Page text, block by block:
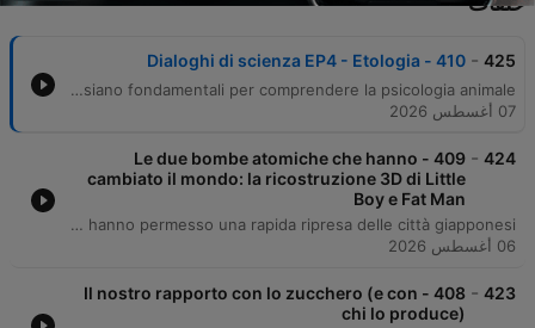
425
-
410 - Dialoghi di scienza EP4 - Etologia
In questo episodio, l'etologa Margherita Paiano racconta il suo percorso accademico dalla medicina veterinaria alla specializzazione in etologia, esplorando le sfide della ricerca e le opportunità lavorative nel settore. La conversazione approfondisce la complessità dello studio del comportamento animale, affrontando temi come le stereotipie in cattività, il rischio di antropomorfismo e l'importanza dell'osservazione scientifica attraverso l'etogramma. L'approfondimento tocca anche l'impatto dell'urbanizzazione sulla natura e la necessità di un approccio multidisciplinare che integri biologia, chimica e fisica. Infine, vengono illustrati i percorsi universitari necessari per specializzarsi in questa disciplina, sottolineando come le basi nelle scienze naturali siano fondamentali per comprendere la psicologia animale.
07 أغسطس 2026
424
-
409 - Le due bombe atomiche che hanno
cambiato il mondo: la ricostruzione 3D di Little
Boy e Fat Man
L'episodio esplora la fisica della fissione nucleare e le differenze tecniche tra i meccanismi di innesco delle bombe 'Little Boy' e 'Fat Man'. Attraverso l'analisi dei bombardamenti di Hiroshima e Nagasaki, viene ricostruito il contesto storico del Progetto Manhattan e l'impatto devastante degli attacchi. Il racconto prosegue analizzando le conseguenze sanitarie sui sopravvissuti, con un focus sulla sindrome da radiazioni e la stigmatizzazione sociale. Viene inoltre offerto un confronto scientifico tra i disastri atomici del 1945 e il disastro di Chernobyl, spiegando i fattori tecnici che hanno permesso una rapida ripresa delle città giapponesi.
06 أغسطس 2026
423
-
408 - Il nostro rapporto con lo zucchero (e con
chi lo produce)